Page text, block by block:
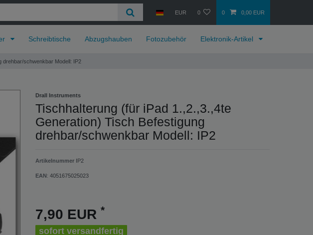
EUR 0 0 0,00 EUR
Schreibtische Abzugshauben Fotozubehör Elektronik-Artikel
drehbar/schwenkbar Modell: IP2
Drall Instruments
Tischhalterung (für iPad 1.,2.,3.,4te
Generation) Tisch Befestigung
drehbar/schwenkbar Modell: IP2
Artikelnummer IP2
EAN: 4051675025023
7,90 EUR *
sofort versandfertig